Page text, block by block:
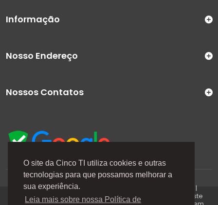
O site da Cinco TI utiliza cookies e outras
tecnologias para que possamos melhorar a
sua experiência.
Leia mais sobre nossa Política de
Informação
A Cinco TI (5TI) é uma marca registrada de CINCO TI
COMERCIO E SERVICOS LTDA | CNPJ: 08.307.867/0001-04 |
Todos os direitos reservados. Os preços anunciados neste
Nosso Endereço
Nossos Contatos